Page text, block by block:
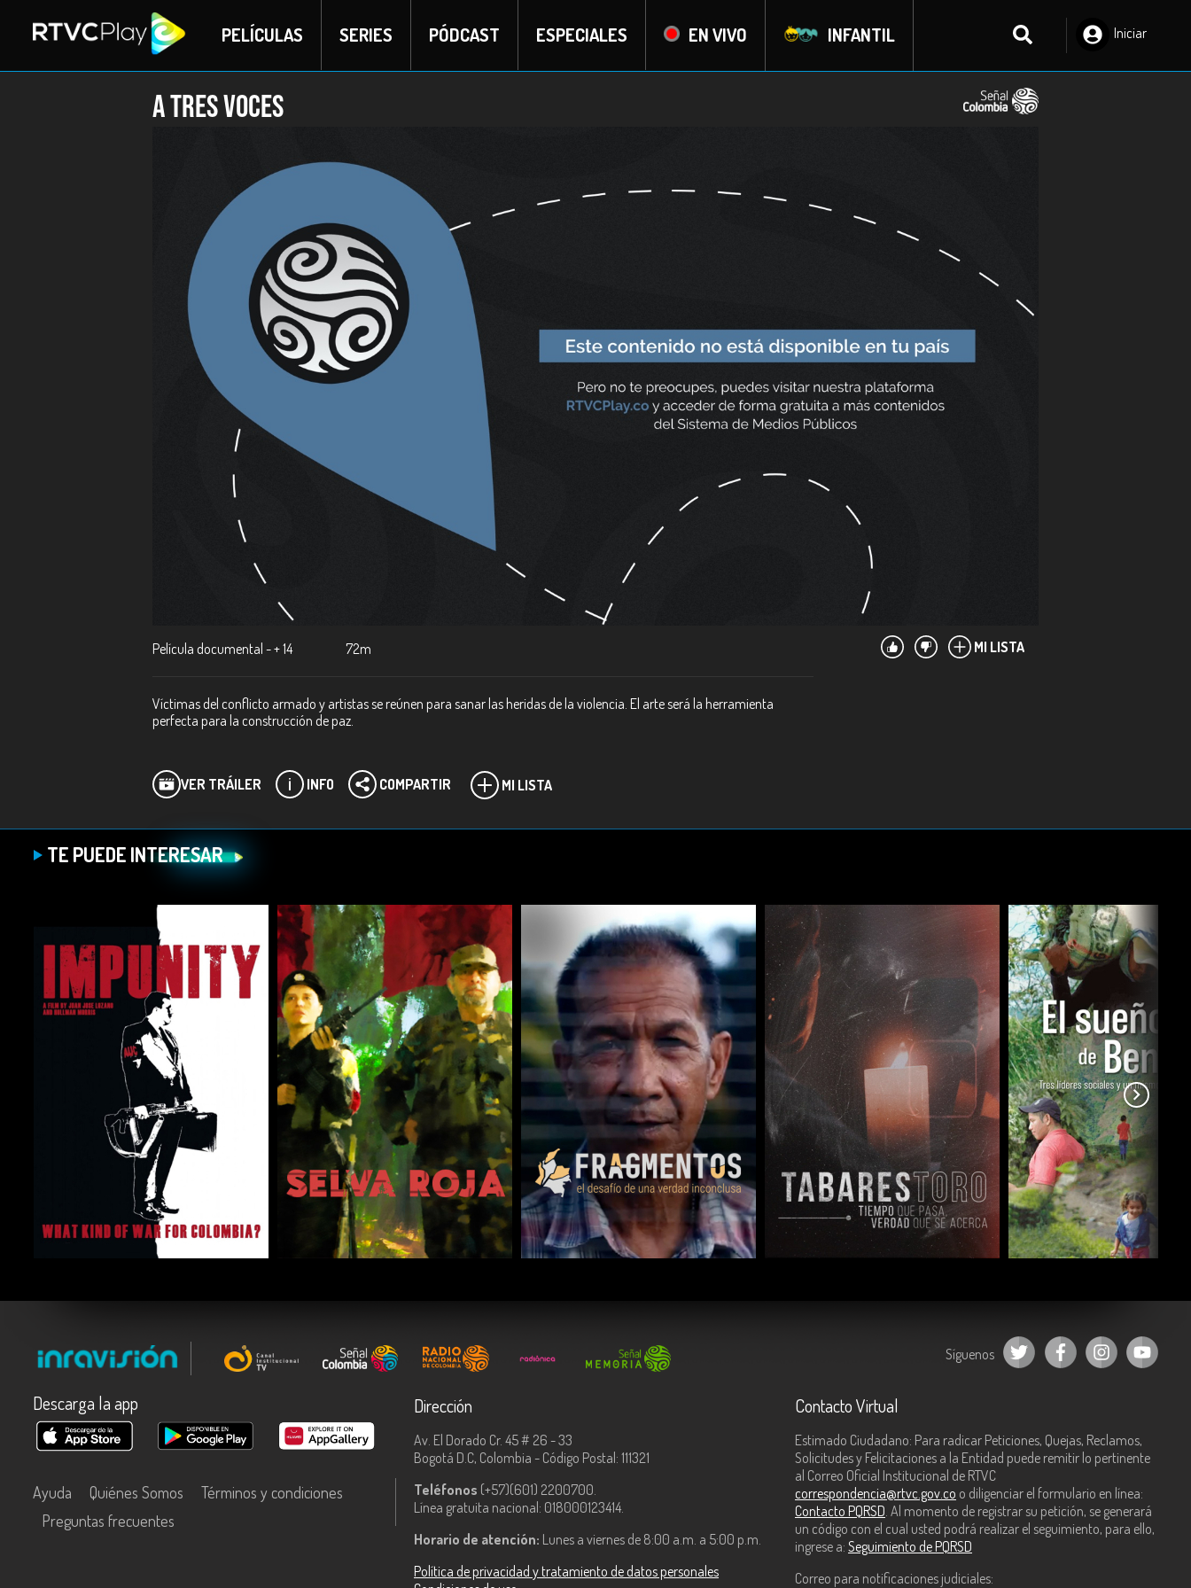
PELÍCULAS SERIES PÓDCAST ESPECIALES EN VIVO INFANTIL
Iniciar
A tres voces
Película documental - + 14 72m MI LISTA
Víctimas del conflicto armado y artistas se reúnen para sanar las heridas de la violencia. El arte será la herramienta
perfecta para la construcción de paz.
VER TRÁILER INFO COMPARTIR MI LISTA
Ficha técnica:
Director:María Margarita Herrera.
Jorge Lopez, Carlos Herrera Sepúlveda.
ocumental.
72 minutos.
País: Colombia.
Reparto: Diego Yatacué, Isabel Martinez, Jafeth Gomez, Jeihhco Castaño, Juana Salgado, Luis Miguel Caraballo, Mary Cruz Cruel, Nohora Bonilla, Santiago Escobar Jaramillo, Urián Sarmiento,
Omerisis Jiménez, Sofía Lizarazo.
Guion:
Carolina Robledo, María Margarita Herrera.
Dirección de fotografía:
Sergio García Moreno, Eider Soto.
Montaje:David Hurtado Jiménez
Diseño de sonido:
,Álvaro Andrés Henao.
TE PUEDE INTERESAR
COMPARTIR COMPARTIR COMPARTIR COMPARTIR COMPARTIR
Síguenos
Descarga la app
Ayuda Quiénes Somos
Términos y condiciones
Preguntas frecuentes
Dirección
Av. El Dorado Cr. 45 # 26 - 33
Bogotá D.C, Colombia - Código Postal: 111321
Teléfonos (+57)(601) 2200700.
Línea gratuita nacional: 018000123414.
Horario de atención: Lunes a viernes de 8:00 a.m. a 5:00 p.m.
Política de privacidad y tratamiento de datos personales
Contacto Virtual
Estimado Ciudadano: Para radicar Peticiones, Quejas, Reclamos,
Solicitudes y Felicitaciones a la Entidad puede remitir lo pertinente
al Correo Oficial Institucional de RTVC
correspondencia@rtvc.gov.co o diligenciar el formulario en línea:
Contacto PQRSD . Al momento de registrar su petición, se generará
un código con el cual usted podrá realizar el seguimiento, para ello,
ingrese a: Seguimiento de PQRSD
Correo para notificaciones judiciales: